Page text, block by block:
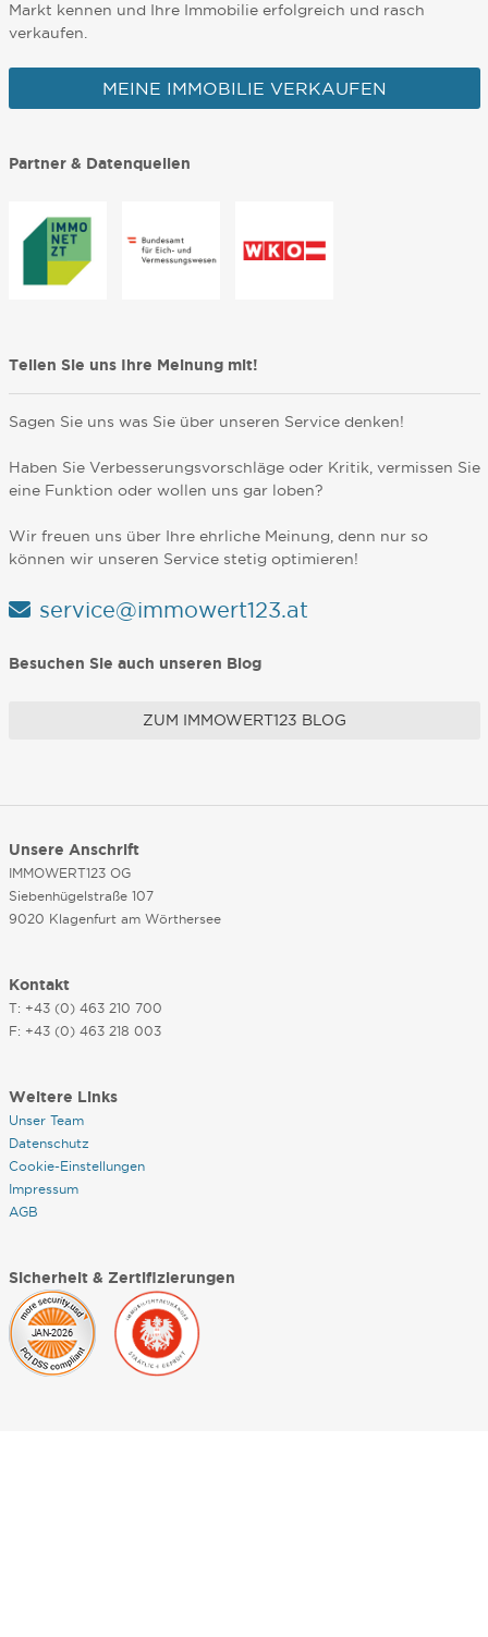
Markt kennen und Ihre Immobilie erfolgreich und rasch
verkaufen.
MEINE IMMOBILIE VERKAUFEN
Partner & Datenquellen
Teilen Sie uns Ihre Meinung mit!
Sagen Sie uns was Sie über unseren Service denken!
Haben Sie Verbesserungsvorschläge oder Kritik, vermissen Sie
eine Funktion oder wollen uns gar loben?
Wir freuen uns über Ihre ehrliche Meinung, denn nur so
können wir unseren Service stetig optimieren!
service@immowert123.at
Besuchen Sie auch unseren Blog
ZUM IMMOWERT123 BLOG
Unsere Anschrift
IMMOWERT123 OG
Siebenhügelstraße 107
9020 Klagenfurt am Wörthersee
Kontakt
T: +43 (0) 463 210 700
F: +43 (0) 463 218 003
Weitere Links
Unser Team
Datenschutz
Cookie-Einstellungen
Impressum
AGB
Sicherheit & Zertifizierungen